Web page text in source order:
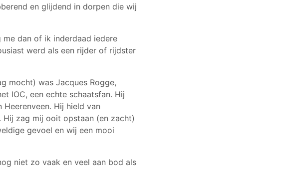
en glijdend in dorpen die wij
dan of ik inderdaad iedere
werd als een rijder of rijdster
mocht) was Jacques Rogge,
IOC, een echte schaatsfan. Hij
Hij hield van
zag mij ooit opstaan (en zacht)
gevoel en wij een mooi
niet zo vaak en veel aan bod als